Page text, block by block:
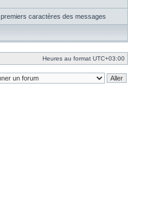
premiers caractères des messages
Heures au format UTC+03:00